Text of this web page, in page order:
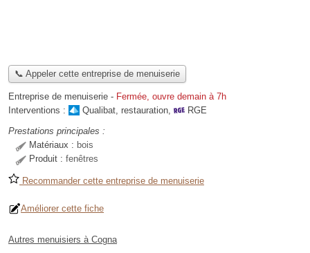
📞 Appeler cette entreprise de menuiserie
Entreprise de menuiserie - Fermée, ouvre demain à 7h
Interventions :
Qualibat, restauration,
RGE
Prestations principales :
Matériaux : bois
Produit : fenêtres
Recommander cette entreprise de menuiserie
Améliorer cette fiche
Autres menuisiers à Cogna